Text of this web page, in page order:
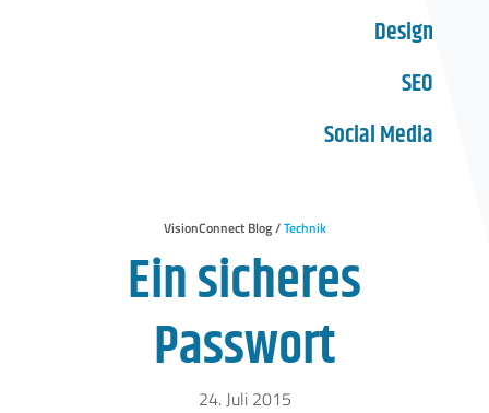
Design
SEO
Social Media
VisionConnect Blog /Technik
Ein sicheres
Passwort
24. Juli 2015